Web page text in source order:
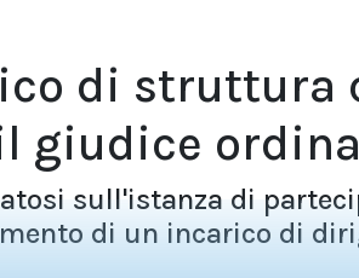
di struttura
giudice
sull'istanza di
di un incarico di